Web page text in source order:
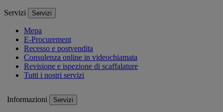
Servizi Servizi
Mepa
E-Procurement
Recesso e postvendita
Consulenza online in videochiamata
Revisione e ispezione di scaffalature
Tutti i nostri servizi
Informazioni Servizi